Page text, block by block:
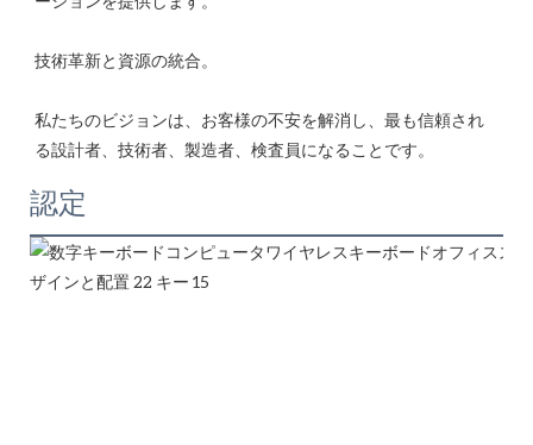
私たちのビジョンは、お客様の不安を解消し、最も信頼され
認定